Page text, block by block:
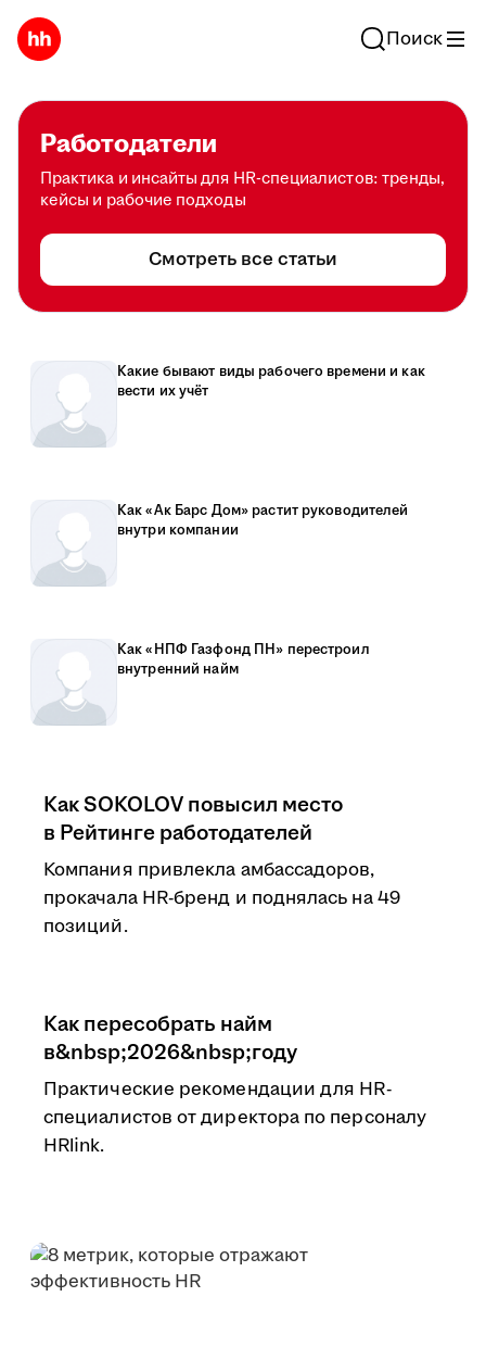
Поиск
Работодатели
Практика и инсайты для HR-специалистов: тренды,
кейсы и рабочие подходы
Смотреть все статьи
Какие бывают виды рабочего времени и как
вести их учёт
Как «Ак Барс Дом» растит руководителей
внутри компании
Как «НПФ Газфонд ПН» перестроил
внутренний найм
Как SOKOLOV повысил место
в Рейтинге работодателей
Компания привлекла амбассадоров,
прокачала HR-бренд и поднялась на 49
позиций.
Как пересобрать найм
в&nbsp;2026&nbsp;году
Практические рекомендации для HR-
специалистов от директора по персоналу
HRlink.